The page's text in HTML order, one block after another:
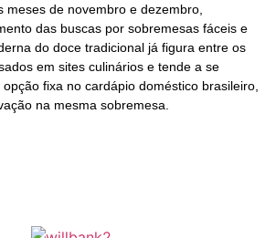
meses de novembro e dezembro,
das buscas por sobremesas fáceis e
do doce tradicional já figura entre os
em sites culinários e tende a se
fixa no cardápio doméstico brasileiro,
na mesma sobremesa.